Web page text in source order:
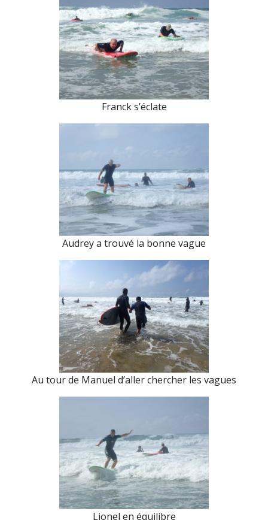
Franck s’éclate
Audrey a trouvé la bonne vague
Au tour de Manuel d’aller chercher les vagues
Lionel en équilibre